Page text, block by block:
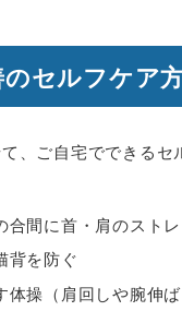
セルフケア
、ご自宅でできるセ
合間に首・肩のスト
背を防ぐ
体操（肩回しや腕伸ば